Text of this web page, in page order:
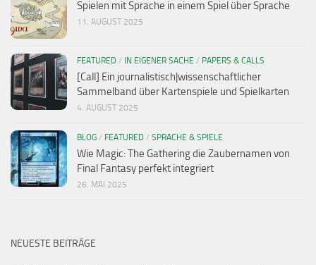
Spielen mit Sprache in einem Spiel über Sprache
11. AUGUST 2025
FEATURED / IN EIGENER SACHE / PAPERS & CALLS
[Call] Ein journalistisch|wissenschaftlicher
Sammelband über Kartenspiele und Spielkarten
4. AUGUST 2025
BLOG / FEATURED / SPRACHE & SPIELE
Wie Magic: The Gathering die Zaubernamen von
Final Fantasy perfekt integriert
26. MAI 2025
NEUESTE BEITRÄGE